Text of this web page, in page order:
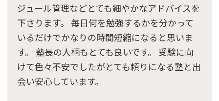
ジュール管理などとても細やかなアドバイスを
下さります。 毎日何を勉強するかを分かって
いるだけでかなりの時間短縮になると思いま
す。 塾長の人柄もとても良いです。 受験に向
けて色々不安でしたがとても頼りになる塾と出
会い安心しています。